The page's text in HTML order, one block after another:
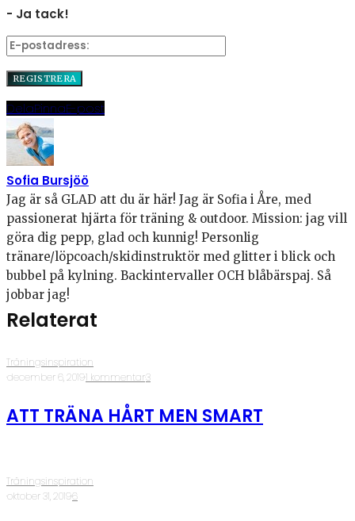
- Ja tack!
DelaPinnaE-post
Sofia Bursjöö
Jag är så GLAD att du är här! Jag är Sofia i Åre, med
passionerat hjärta för träning & outdoor. Mission: jag vill
göra dig pepp, glad och kunnig! Personlig
tränare/löpcoach/skidinstruktör med glitter i blick och
bubbel på kylning. Backintervaller OCH blåbärspaj. Så
jobbar jag!
Relaterat
Träningsinspiration
·december 6, 2019·1 kommentar·3
ATT TRÄNA HÅRT MEN SMART
Träningsinspiration
·oktober 31, 2019·6